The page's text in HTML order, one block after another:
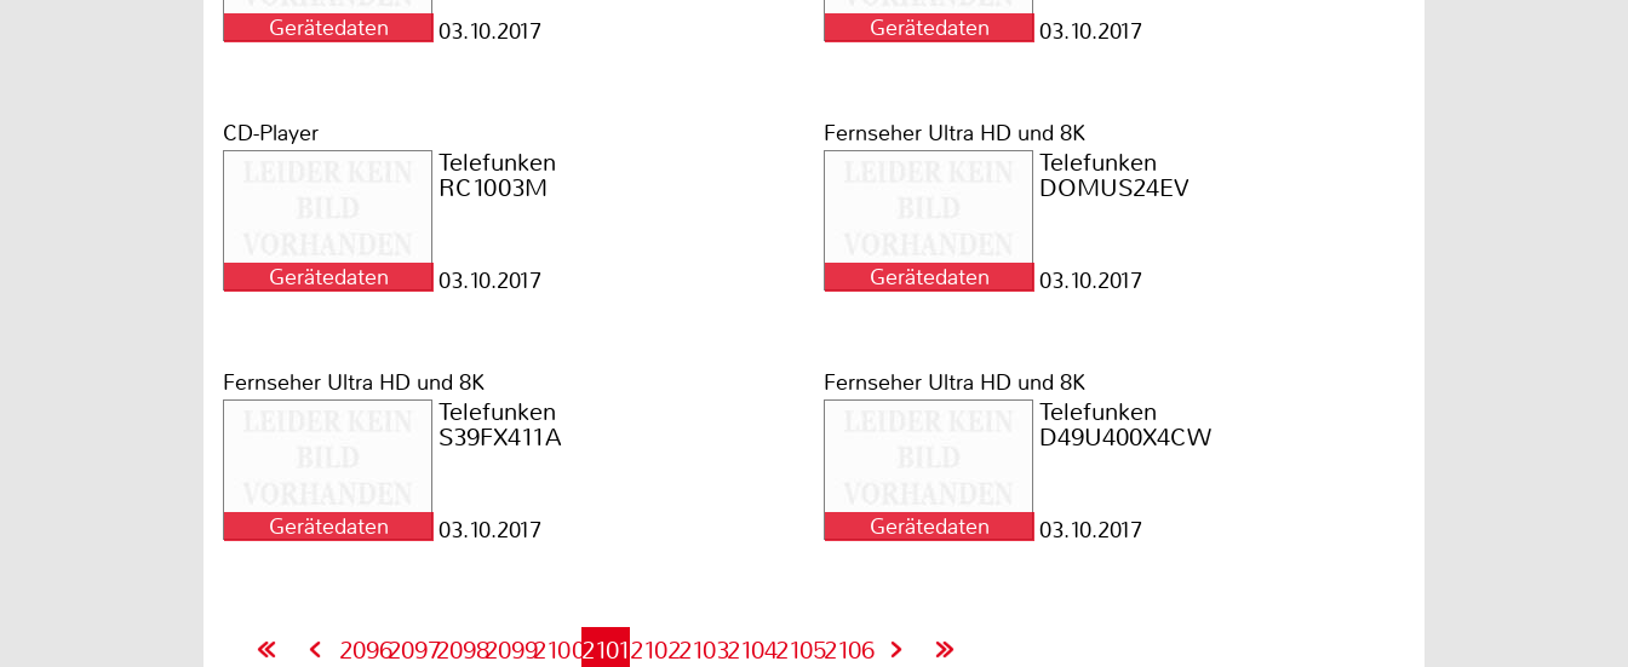
Gerätedaten 03.10.2017 Gerätedaten 03.10.2017
CD-Player
Gerätedaten
Telefunken
RC1003M
03.10.2017
Fernseher Ultra HD und 8K
Gerätedaten
Telefunken
DOMUS24EV
03.10.2017
Fernseher Ultra HD und 8K
Gerätedaten
Telefunken
S39FX411A
03.10.2017
Fernseher Ultra HD und 8K
Gerätedaten
Telefunken
D49U400X4CW
03.10.2017
20962097209820992100210121022103210421052106